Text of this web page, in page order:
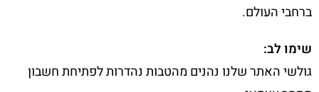
ברחבי העולם.
שימו לב:
גולשי האתר שלנו נהנים מהטבות נהדרות לפתיחת חשבון